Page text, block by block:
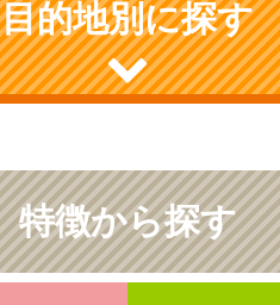
目的地別に探す
特徴から探す